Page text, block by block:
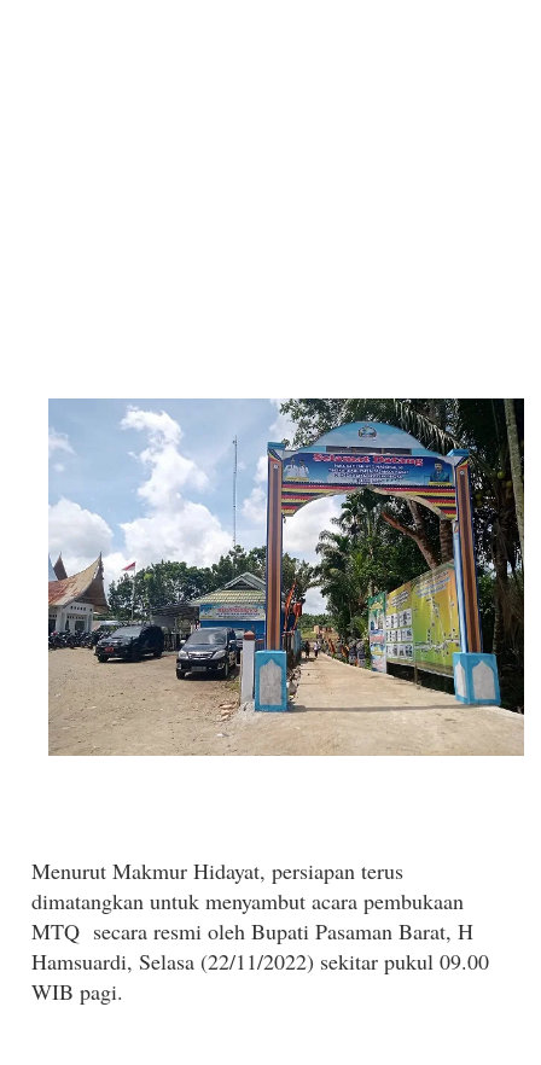
Menurut Makmur Hidayat, persiapan terus
dimatangkan untuk menyambut acara pembukaan
MTQ secara resmi oleh Bupati Pasaman Barat, H
Hamsuardi, Selasa (22/11/2022) sekitar pukul 09.00
WIB pagi.